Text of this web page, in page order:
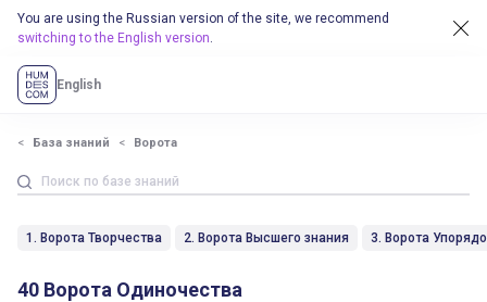
You are using the Russian version of the site, we recommend
switching to the English version.
English
База знаний Ворота
1. Ворота Творчества 2. Ворота Высшего знания 3. Ворота
40 Ворота Одиночества